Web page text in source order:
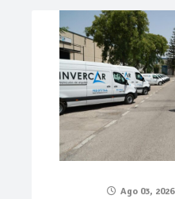
Ago 03, 2026